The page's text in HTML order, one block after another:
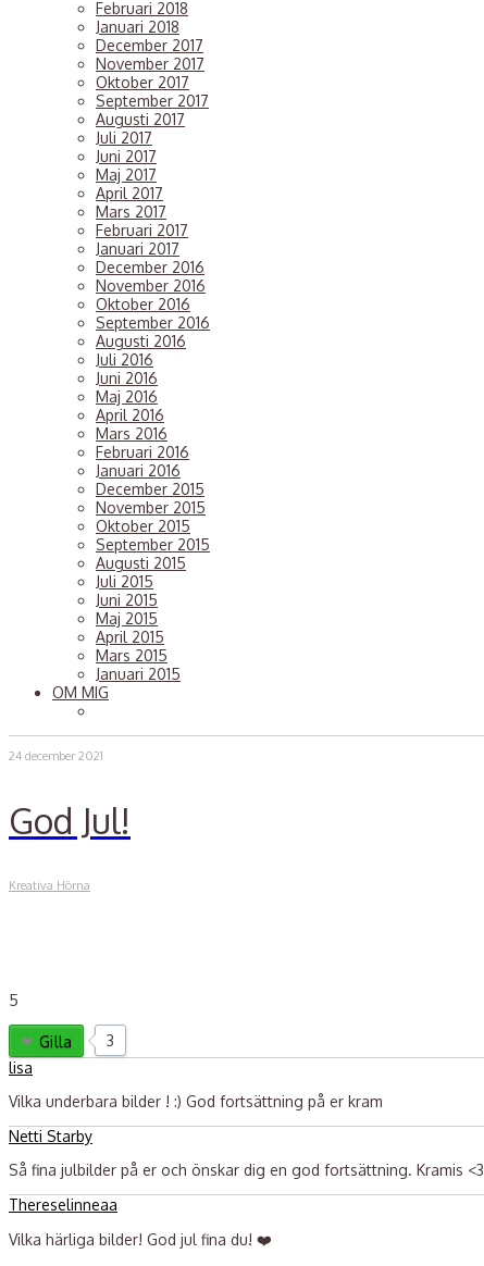
Februari 2018
Januari 2018
December 2017
November 2017
Oktober 2017
September 2017
Augusti 2017
Juli 2017
Juni 2017
Maj 2017
April 2017
Mars 2017
Februari 2017
Januari 2017
December 2016
November 2016
Oktober 2016
September 2016
Augusti 2016
Juli 2016
Juni 2016
Maj 2016
April 2016
Mars 2016
Februari 2016
Januari 2016
December 2015
November 2015
Oktober 2015
September 2015
Augusti 2015
Juli 2015
Juni 2015
Maj 2015
April 2015
Mars 2015
Januari 2015
OM MIG
24 december 2021
God Jul!
Kreativa Hörna
5
3
Gilla
lisa
Vilka underbara bilder ! :) God fortsättning på er kram
Netti Starby
Så fina julbilder på er och önskar dig en god fortsättning. Kramis <3
Thereselinneaa
Vilka härliga bilder! God jul fina du! ❤️